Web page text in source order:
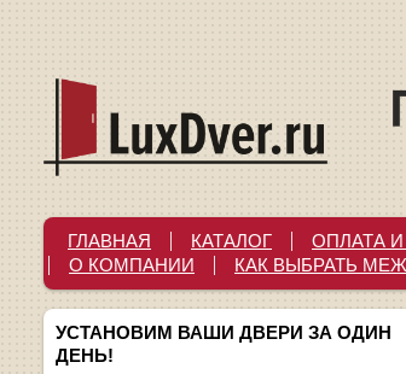
ГЛАВНАЯ КАТАЛОГ ОПЛАТА
О КОМПАНИИ
КАК ВЫБРАТЬ
УСТАНОВИМ ВАШИ ДВЕРИ ЗА ОДИН
ДЕНЬ!